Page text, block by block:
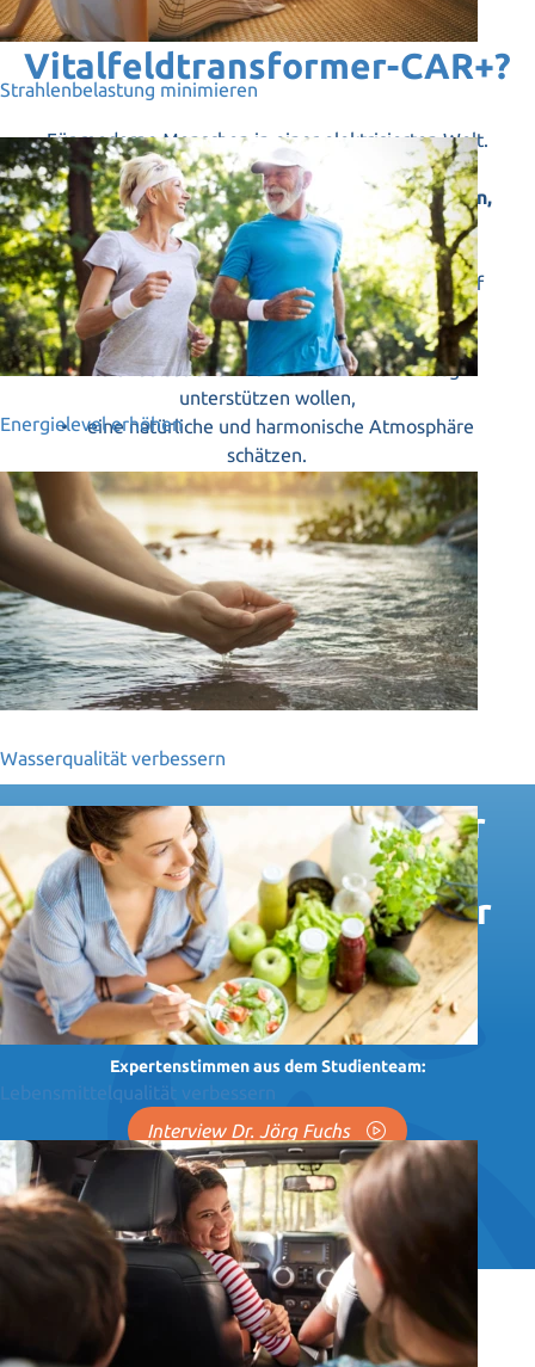
Strahlenbelastung minimieren
Energielevel erhöhen
Wasserqualität verbessern
Lebensmittelqualität verbessern
Für wen ist der
Vitalfeldtransformer-CAR+?
Für moderne Menschen in einer elektrisierten Welt.
Der Vitalfeldtransformer-CAR+ ist für Menschen,
die:
• moderne Technik nutzen und dennoch Wert auf
bewusstes Leben legen,
• ihr Wohlbefinden langfristig fördern möchten,
• sich selbst und ihre Familie in ihrem Alltag
unterstützen wollen,
• eine natürliche und harmonische Atmosphäre
schätzen.
ZUM VITALFELDTRANSFORMER-CAR+
„Wir freuen uns, viele der
angeführten positiven
Feedbacks aufgrund einer
Beobachtungsstudie
bestätigen zu können.“
Expertenstimmen aus dem Studienteam:
Interview Dr. Jörg Fuchs
Interview Denise Ladner
Interview Ralph Warnke